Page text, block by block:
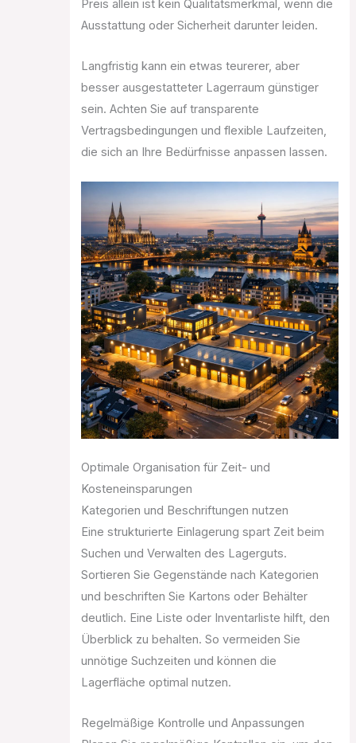
Preis allein ist kein Qualitätsmerkmal, wenn die
Ausstattung oder Sicherheit darunter leiden.
Langfristig kann ein etwas teurerer, aber
besser ausgestatteter Lagerraum günstiger
sein. Achten Sie auf transparente
Vertragsbedingungen und flexible Laufzeiten,
die sich an Ihre Bedürfnisse anpassen lassen.
Optimale Organisation für Zeit- und
Kosteneinsparungen
Kategorien und Beschriftungen nutzen
Eine strukturierte Einlagerung spart Zeit beim
Suchen und Verwalten des Lagerguts.
Sortieren Sie Gegenstände nach Kategorien
und beschriften Sie Kartons oder Behälter
deutlich. Eine Liste oder Inventarliste hilft, den
Überblick zu behalten. So vermeiden Sie
unnötige Suchzeiten und können die
Lagerfläche optimal nutzen.
Regelmäßige Kontrolle und Anpassungen